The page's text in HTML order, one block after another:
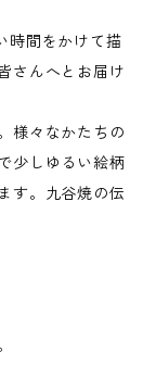
時間をかけて描
さんへとお届け
様々なかたちの
少しゆるい絵柄
す。九谷焼の伝